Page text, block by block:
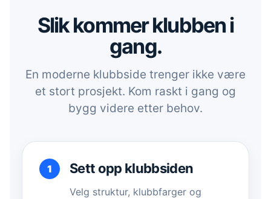
Slik kommer klubben i
gang.
En moderne klubbside trenger ikke være
et stort prosjekt. Kom raskt i gang og
bygg videre etter behov.
Sett opp klubbsiden
Velg struktur, klubbfarger og